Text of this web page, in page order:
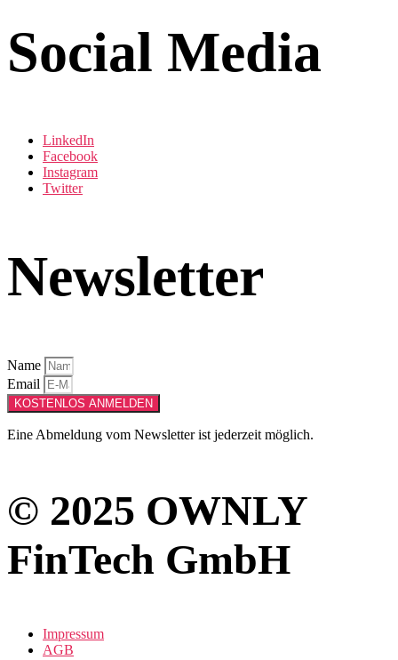
Social Media
LinkedIn
Facebook
Instagram
Twitter
Newsletter
Name
Email
KOSTENLOS ANMELDEN
Eine Abmeldung vom Newsletter ist jederzeit möglich.
© 2025 OWNLY
FinTech GmbH
Impressum
AGB